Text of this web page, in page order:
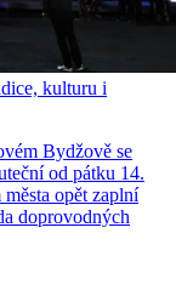
kulturu i
Bydžově se
od pátku 14.
opět zaplní
doprovodných